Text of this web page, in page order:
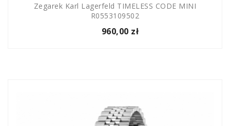
Zegarek Karl Lagerfeld TIMELESS CODE MINI
R0553109502
960,00 zł